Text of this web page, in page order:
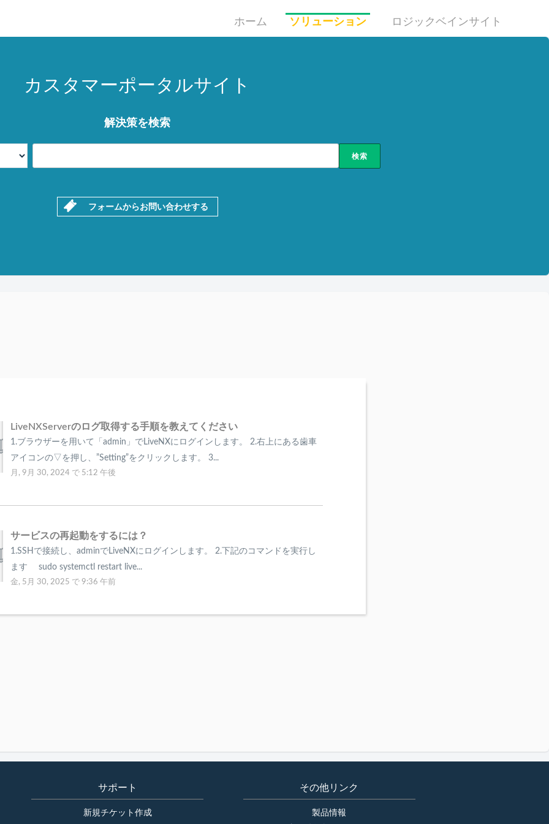
ホーム ソリューション ロジックベインサイト
カスタマーポータルサイト
解決策を検索
フォームからお問い合わせする
LiveNXServerのログ取得する手順を教えてください
1.ブラウザーを用いて「admin」でLiveNXにログインします。 2.右上にある歯車
アイコンの▽を押し、”Setting”をクリックします。 3...
月, 9月 30, 2024 で 5:12 午後
サービスの再起動をするには？
1.SSHで接続し、adminでLiveNXにログインします。 2.下記のコマンドを実行し
ます sudo systemctl restart live...
金, 5月 30, 2025 で 9:36 午前
サポート
新規チケット作成
その他リンク
製品情報